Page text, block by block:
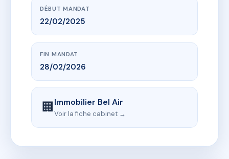
DÉBUT MANDAT
22/02/2025
FIN MANDAT
28/02/2026
🏢Immobilier Bel Air
Voir la fiche cabinet →